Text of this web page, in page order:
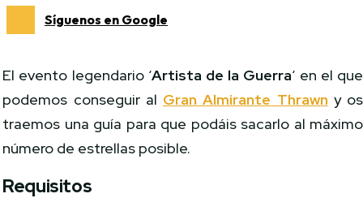
Síguenos en Google
El evento legendario ‘Artista de la Guerra‘ en el que
podemos conseguir al Gran Almirante Thrawn y os
traemos una guía para que podáis sacarlo al máximo
número de estrellas posible.
Requisitos